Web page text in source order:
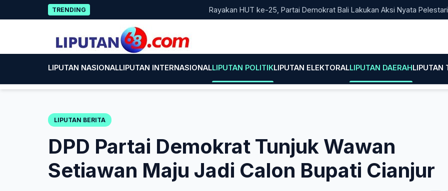
to
TRENDING Rayakan HUT ke-25, Partai Demokrat Bali Lakukan Aksi Nyata Pelestarian
LIPUTAN NASIONALLIPUTAN INTERNASIONALLIPUTAN POLITIKLIPUTAN ELEKTORALLIPUTAN DAERAHLIPUTAN
LIPUTAN BERITA
DPD Partai Demokrat Tunjuk Wawan
Setiawan Maju Jadi Calon Bupati Cianjur